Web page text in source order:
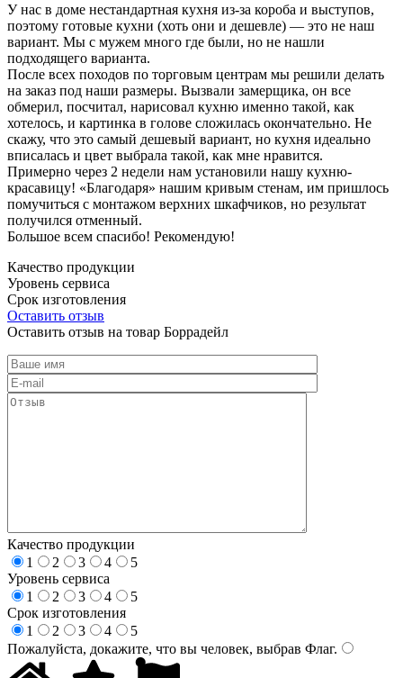
У нас в доме нестандартная кухня из-за короба и выступов,
поэтому готовые кухни (хоть они и дешевле) — это не наш
вариант. Мы с мужем много где были, но не нашли
подходящего варианта.
После всех походов по торговым центрам мы решили делать
на заказ под наши размеры. Вызвали замерщика, он все
обмерил, посчитал, нарисовал кухню именно такой, как
хотелось, и картинка в голове сложилась окончательно. Не
скажу, что это самый дешевый вариант, но кухня идеально
вписалась и цвет выбрала такой, как мне нравится.
Примерно через 2 недели нам установили нашу кухню-
красавицу! «Благодаря» нашим кривым стенам, им пришлось
помучиться с монтажом верхних шкафчиков, но результат
получился отменный.
Большое всем спасибо! Рекомендую!
Качество продукции
Уровень сервиса
Срок изготовления
Оставить отзыв
Оставить отзыв на товар Боррадейл
Качество продукции
1
2 3 4
5
Уровень сервиса
1
2 3 4
5
Срок изготовления
1
2 3 4
5
Пожалуйста, докажите, что вы человек, выбрав Флаг.